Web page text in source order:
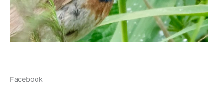
Facebook